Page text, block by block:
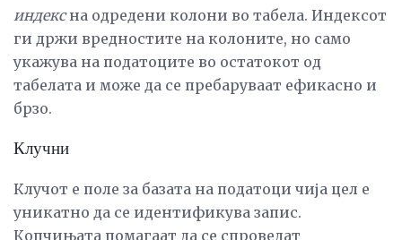
индексна одредени колони во табела. Индексот
ги држи вредностите на колоните, но само
укажува на податоците во остатокот од
табелата и може да се пребаруваат ефикасно и
брзо.
Клучни
Клучот е поле за базата на податоци чија цел е
уникатно да се идентификува запис.
Копчињата помагаат да се спроведат